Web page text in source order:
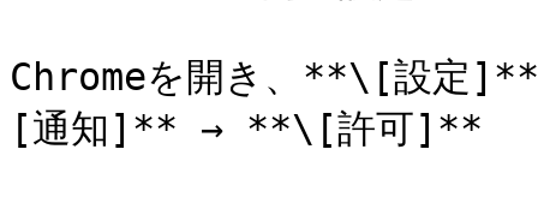
Chromeを開き、**\[設
[通知]** → **\[許可]**